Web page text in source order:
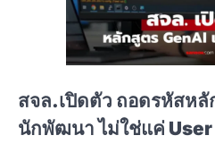
สจล.เปิดตัว ถอดรหัสหลั
นักพัฒนา ไม่ใช่แค่ User